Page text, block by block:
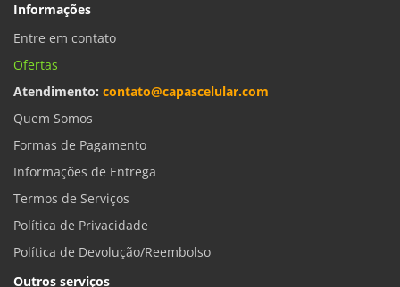
Informações
Entre em contato
Ofertas
Atendimento: contato@capascelular.com
Quem Somos
Formas de Pagamento
Informações de Entrega
Termos de Serviços
Política de Privacidade
Política de Devolução/Reembolso
Outros serviços